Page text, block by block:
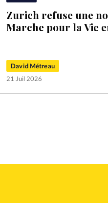
Zurich refuse une
Marche pour la Vie
David Métreau
21 Juil 2026